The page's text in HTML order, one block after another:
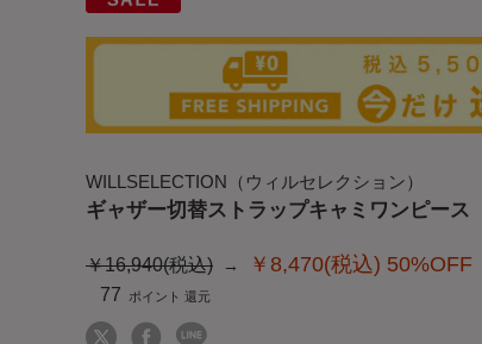
WILLSELECTION（ウィルセレクション）
ギャザー切替ストラップキャミワンピース
￥16,940(税込) ￥8,470(税込) 50%OFF
77